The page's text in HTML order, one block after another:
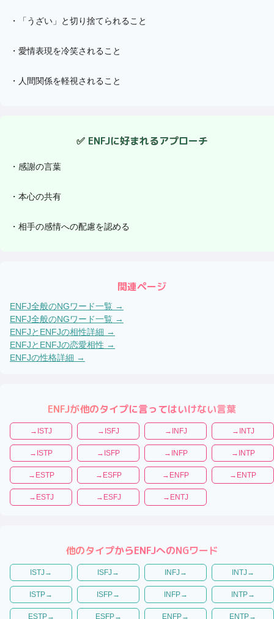
・ 「うざい」と切り捨てられること
・ 愛情表現を冷笑されること
・ 人間関係を軽視されること
✅ ENFJに好まれるアプローチ
・ 感謝の言葉
・ 本心の共有
・ 相手の感情への配慮を認める
関連ページ
ENFJ全般のNGワード一覧 →
ENFJ全般のNGワード一覧 →
ENFJと ENFJの相性詳細 →
ENFJと ENFJの恋愛相性 →
ENFJの性格詳細 →
ENFJが他のタイプに言ってはいけない言葉
→ ISTJ → ISFJ → INFJ → INTJ
→ ISTP → ISFP → INFP → INTP
→ ESTP → ESFP → ENFP → ENTP
→ ESTJ → ESFJ → ENTJ
他のタイプからENFJへのNGワード
ISTJ → ISFJ → INFJ → INTJ →
ISTP→ ISFP→ INFP→ INTP→
ESTP→ ESFP→ ENFP→ ENTP→